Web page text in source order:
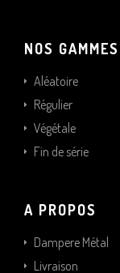
NOS GAMMES
Aléatoire
Régulier
Végétale
Fin de série
A PROPOS
Dampere Métal
Livraison